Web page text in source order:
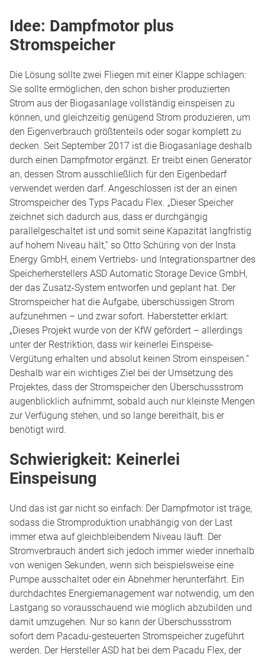
Idee: Dampfmotor plus
Stromspeicher
Die Lösung sollte zwei Fliegen mit einer Klappe schlagen:
Sie sollte ermöglichen, den schon bisher produzierten
Strom aus der Biogasanlage vollständig einspeisen zu
können, und gleichzeitig genügend Strom produzieren, um
den Eigenverbrauch größtenteils oder sogar komplett zu
decken. Seit September 2017 ist die Biogasanlage deshalb
durch einen Dampfmotor ergänzt. Er treibt einen Generator
an, dessen Strom ausschließlich für den Eigenbedarf
verwendet werden darf. Angeschlossen ist der an einen
Stromspeicher des Typs Pacadu Flex. „Dieser Speicher
zeichnet sich dadurch aus, dass er durchgängig
parallelgeschaltet ist und somit seine Kapazität langfristig
auf hohem Niveau hält,“ so Otto Schüring von der Insta
Energy GmbH, einem Vertriebs- und Integrationspartner des
Speicherherstellers ASD Automatic Storage Device GmbH,
der das Zusatz-System entworfen und geplant hat. Der
Stromspeicher hat die Aufgabe, überschüssigen Strom
aufzunehmen – und zwar sofort. Haberstetter erklärt:
„Dieses Projekt wurde von der KfW gefördert – allerdings
unter der Restriktion, dass wir keinerlei Einspeise-
Vergütung erhalten und absolut keinen Strom einspeisen.“
Deshalb war ein wichtiges Ziel bei der Umsetzung des
Projektes, dass der Stromspeicher den Überschussstrom
augenblicklich aufnimmt, sobald auch nur kleinste Mengen
zur Verfügung stehen, und so lange bereithält, bis er
benötigt wird.
Schwierigkeit: Keinerlei
Einspeisung
Und das ist gar nicht so einfach: Der Dampfmotor ist träge,
sodass die Stromproduktion unabhängig von der Last
immer etwa auf gleichbleibendem Niveau läuft. Der
Stromverbrauch ändert sich jedoch immer wieder innerhalb
von wenigen Sekunden, wenn sich beispielsweise eine
Pumpe ausschaltet oder ein Abnehmer herunterfährt. Ein
durchdachtes Energiemanagement war notwendig, um den
Lastgang so vorausschauend wie möglich abzubilden und
damit umzugehen. Nur so kann der Überschussstrom
sofort dem Pacadu-gesteuerten Stromspeicher zugeführt
werden. Der Hersteller ASD hat bei dem Pacadu Flex, der